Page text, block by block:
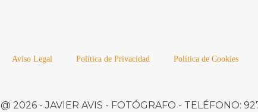
Aviso Legal Política de Privacidad Política de Cookies
@ 2026 -JAVIER AVIS - FOTÓGRAFO - TELÉFONO: